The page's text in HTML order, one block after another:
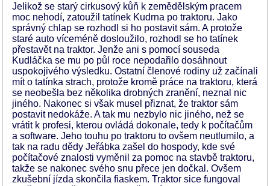
Jelikož se starý cirkusový kůň k zemědělským pracem
moc nehodí, zatoužil tatínek Kudrna po traktoru. Jako
správný chlap se rozhodl si ho postavit sám. A protože
staré auto víceméně dosloužilo, rozhodl se ho tatínek
přestavět na traktor. Jenže ani s pomocí souseda
Kudláčka se mu po půl roce nepodařilo dosáhnout
uspokojivého výsledku. Ostatní členové rodiny už začínali
mít o tatínka strach, protože kromě práce na traktoru, která
se neobešla bez několika drobných zranění, neznal nic
jiného. Nakonec si však musel přiznat, že traktor sám
postavit nedokáže. A tak mu nezbylo nic jiného, než se
vrátit k profesi, kterou ovládá dokonale, tedy k počítačům
a software. Jeho touhu po traktoru to ovšem neutlumilo, a
tak na radu dědy Jeřábka zašel do hospody, kde své
počítačové znalosti vyměnil za pomoc na stavbě traktoru,
takže se nakonec svého snu přece jen dočkal. Ovšem
zkušební jízda skončila fiaskem. Traktor sice fungoval